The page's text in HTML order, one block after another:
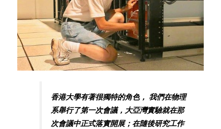
香港大學有著很獨特的角色， 我們在物理
系舉行了第一次會議，大亞灣實驗就在那
次會議中正式落實開展；在隨後研究工作